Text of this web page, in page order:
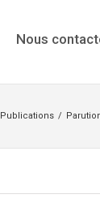
Nous
Publications /